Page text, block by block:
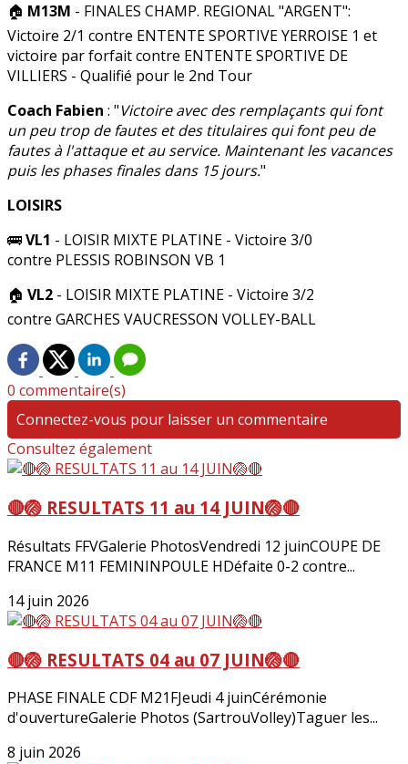
🏠 M13M - FINALES CHAMP. REGIONAL "ARGENT":
Victoire 2/1 contre ENTENTE SPORTIVE YERROISE 1 et
victoire par forfait contre ENTENTE SPORTIVE DE
VILLIERS - Qualifié pour le 2nd Tour
Coach Fabien : "Victoire avec des remplaçants qui font
un peu trop de fautes et des titulaires qui font peu de
fautes à l'attaque et au service. Maintenant les vacances
puis les phases finales dans 15 jours."
LOISIRS
🚌VL1 - LOISIR MIXTE PLATINE - Victoire 3/0
contre PLESSIS ROBINSON VB 1
🏠 VL2 - LOISIR MIXTE PLATINE - Victoire 3/2
contre GARCHES VAUCRESSON VOLLEY-BALL
0 commentaire(s)
Connectez-vous pour laisser un commentaire
Consultez également
🔴🏐 RESULTATS 11 au 14 JUIN🏐🔴
Résultats FFVGalerie PhotosVendredi 12 juinCOUPE DE
FRANCE M11 FEMININPOULE HDéfaite 0-2 contre...
14 juin 2026
🔴🏐 RESULTATS 04 au 07 JUIN🏐🔴
PHASE FINALE CDF M21FJeudi 4 juinCérémonie
d'ouvertureGalerie Photos (SartrouVolley)Taguer les...
8 juin 2026